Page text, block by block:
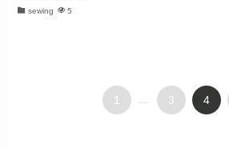
sewing 5
1 3 4